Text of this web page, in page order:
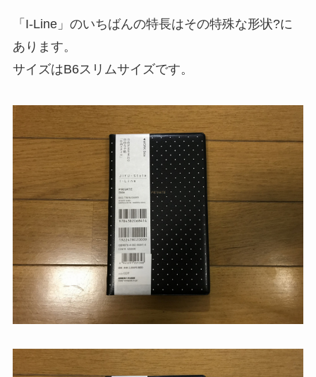
「I-Line」のいちばんの特長はその特殊な形状?に
あります。
サイズはB6スリムサイズです。